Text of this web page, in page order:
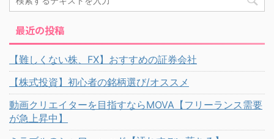
最近の投稿
【難しくない株、FX】おすすめの証券会社
【株式投資】初心者の銘柄選び/オススメ
動画クリエイターを目指すならMOVA【フリーランス需要
が急上昇中】